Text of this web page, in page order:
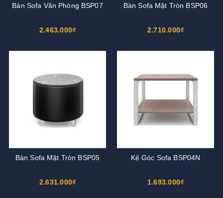
Bàn Sofa Văn Phòng BSP07
2.463.000₫
Bàn Sofa Mặt Tròn BSP06
2.710.000₫
Bàn Sofa Mặt Tròn BSP05
2.631.000₫
Kệ Góc Sofa BSP04N
1.693.000₫